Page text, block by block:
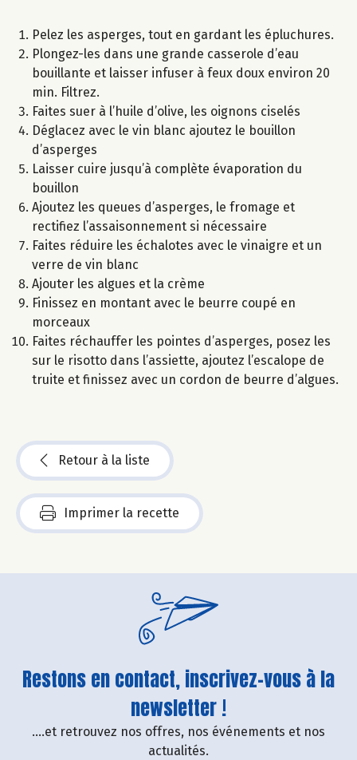
Pelez les asperges, tout en gardant les épluchures.
Plongez-les dans une grande casserole d’eau
bouillante et laisser infuser à feux doux environ 20
min. Filtrez.
Faites suer à l’huile d’olive, les oignons ciselés
Déglacez avec le vin blanc ajoutez le bouillon
d’asperges
Laisser cuire jusqu’à complète évaporation du
bouillon
Ajoutez les queues d’asperges, le fromage et
rectifiez l’assaisonnement si nécessaire
Faites réduire les échalotes avec le vinaigre et un
verre de vin blanc
Ajouter les algues et la crème
Finissez en montant avec le beurre coupé en
morceaux
Faites réchauffer les pointes d’asperges, posez les
sur le risotto dans l’assiette, ajoutez l’escalope de
truite et finissez avec un cordon de beurre d’algues.
Retour à la liste
Imprimer la recette
Restons en contact, inscrivez-vous à la
newsletter !
....et retrouvez nos offres, nos événements et nos
actualités.